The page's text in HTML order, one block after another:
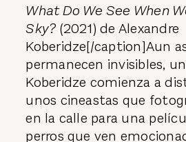
What Do We See When
Sky? (2021) de Alexandre
Koberidze[/caption]Aun
permanecen invisibles,
Koberidze comienza a
unos cineastas que
en la calle para una
perros que ven